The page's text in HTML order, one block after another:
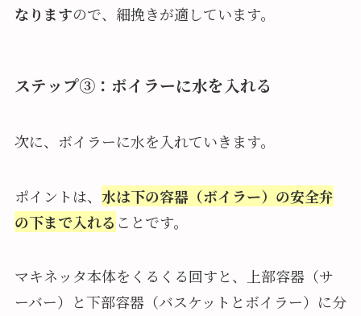
なりますので、細挽きが適しています。
ステップ③：ボイラーに水を入れる
次に、ボイラーに水を入れていきます。
ポイントは、 水は下の容器（ボイラー）の安全弁
の下まで入れる ことです。
マキネッタ本体をくるくる回すと、上部容器（サ
ーバー）と下部容器（バスケットとボイラー）に分